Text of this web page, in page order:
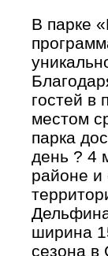
В парке
гостей в
местом
парка
день ? 4
районе
ширина
сезона в